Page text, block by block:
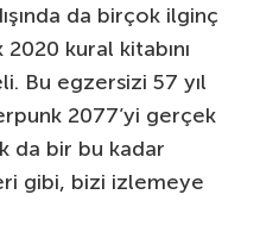
da birçok ilginç
kural kitabını
Bu egzersizi 57 yıl
2077’yi gerçek
da bir bu kadar
gibi, bizi izlemeye